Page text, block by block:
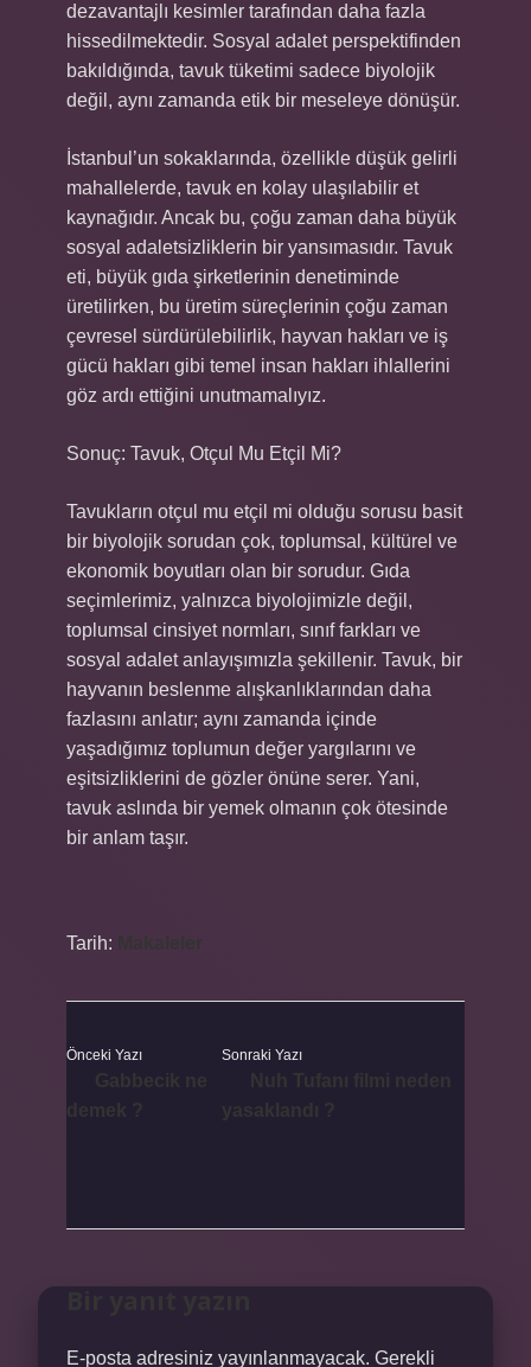
dezavantajlı kesimler tarafından daha fazla
hissedilmektedir. Sosyal adalet perspektifinden
bakıldığında, tavuk tüketimi sadece biyolojik
değil, aynı zamanda etik bir meseleye dönüşür.
İstanbul’un sokaklarında, özellikle düşük gelirli
mahallelerde, tavuk en kolay ulaşılabilir et
kaynağıdır. Ancak bu, çoğu zaman daha büyük
sosyal adaletsizliklerin bir yansımasıdır. Tavuk
eti, büyük gıda şirketlerinin denetiminde
üretilirken, bu üretim süreçlerinin çoğu zaman
çevresel sürdürülebilirlik, hayvan hakları ve iş
gücü hakları gibi temel insan hakları ihlallerini
göz ardı ettiğini unutmamalıyız.
Sonuç: Tavuk, Otçul Mu Etçil Mi?
Tavukların otçul mu etçil mi olduğu sorusu basit
bir biyolojik sorudan çok, toplumsal, kültürel ve
ekonomik boyutları olan bir sorudur. Gıda
seçimlerimiz, yalnızca biyolojimizle değil,
toplumsal cinsiyet normları, sınıf farkları ve
sosyal adalet anlayışımızla şekillenir. Tavuk, bir
hayvanın beslenme alışkanlıklarından daha
fazlasını anlatır; aynı zamanda içinde
yaşadığımız toplumun değer yargılarını ve
eşitsizliklerini de gözler önüne serer. Yani,
tavuk aslında bir yemek olmanın çok ötesinde
bir anlam taşır.
Tarih:
Önceki Yazı Sonraki Yazı
E-posta adresiniz yayınlanmayacak. Gerekli